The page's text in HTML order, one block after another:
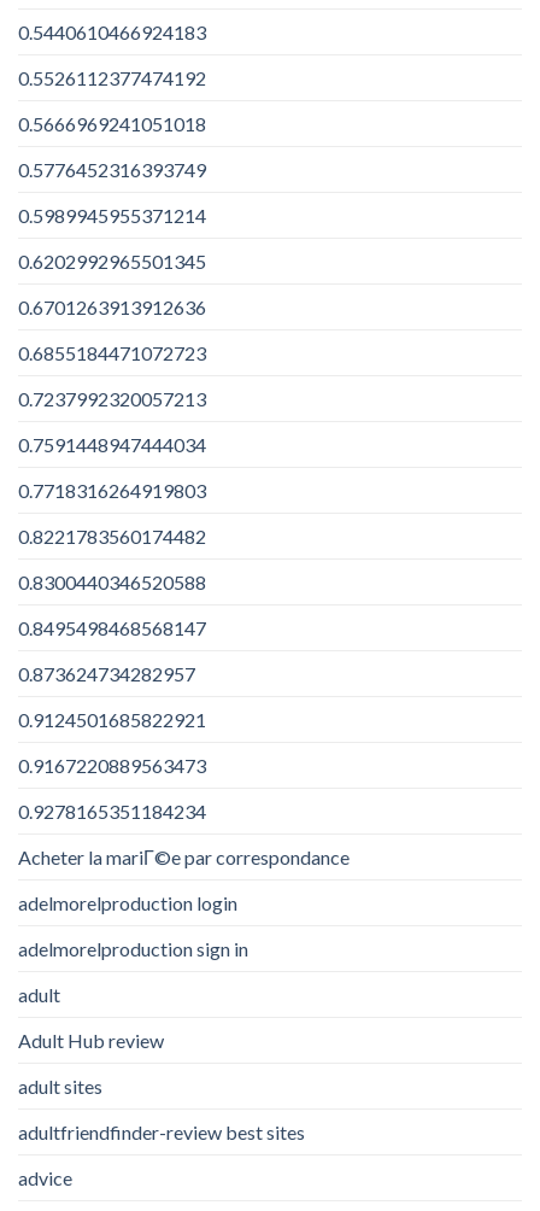
0.5440610466924183
0.5526112377474192
0.5666969241051018
0.5776452316393749
0.5989945955371214
0.6202992965501345
0.6701263913912636
0.6855184471072723
0.7237992320057213
0.7591448947444034
0.7718316264919803
0.8221783560174482
0.8300440346520588
0.8495498468568147
0.873624734282957
0.9124501685822921
0.9167220889563473
0.9278165351184234
Acheter la mariГ©e par correspondance
adelmorelproduction login
adelmorelproduction sign in
adult
Adult Hub review
adult sites
adultfriendfinder-review best sites
advice